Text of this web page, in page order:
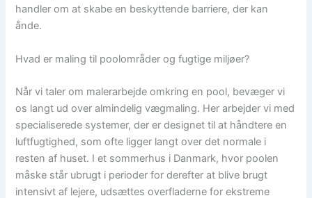
handler om at skabe en beskyttende barriere, der kan
ånde.
Hvad er maling til poolområder og fugtige miljøer?
Når vi taler om malerarbejde omkring en pool, bevæger vi
os langt ud over almindelig vægmaling. Her arbejder vi med
specialiserede systemer, der er designet til at håndtere en
luftfugtighed, som ofte ligger langt over det normale i
resten af huset. I et sommerhus i Danmark, hvor poolen
måske står ubrugt i perioder for derefter at blive brugt
intensivt af lejere, udsættes overfladerne for ekstreme